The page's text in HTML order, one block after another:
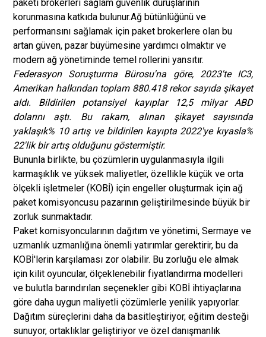
paketi brokerleri sağlam güvenlik duruşlarının
korunmasına katkıda bulunur.Ağ bütünlüğünü ve
performansını sağlamak için paket brokerlere olan bu
artan güven, pazar büyümesine yardımcı olmaktır ve
modern ağ yönetiminde temel rollerini yansıtır.
Federasyon Soruşturma Bürosu'na göre, 2023'te IC3,
Amerikan halkından toplam 880.418 rekor sayıda şikayet
aldı. Bildirilen potansiyel kayıplar 12,5 milyar ABD
dolarını aştı. Bu rakam, alınan şikayet sayısında
yaklaşık% 10 artış ve bildirilen kayıpta 2022'ye kıyasla%
22'lik bir artış olduğunu göstermiştir.
Bununla birlikte, bu çözümlerin uygulanmasıyla ilgili
karmaşıklık ve yüksek maliyetler, özellikle küçük ve orta
ölçekli işletmeler (KOBİ) için engeller oluşturmak için ağ
paket komisyoncusu pazarının geliştirilmesinde büyük bir
zorluk sunmaktadır.
Paket komisyoncularının dağıtım ve yönetimi, Sermaye ve
uzmanlık uzmanlığına önemli yatırımlar gerektirir, bu da
KOBİ'lerin karşılaması zor olabilir. Bu zorluğu ele almak
için kilit oyuncular, ölçeklenebilir fiyatlandırma modelleri
ve bulutla barındırılan seçenekler gibi KOBİ ihtiyaçlarına
göre daha uygun maliyetli çözümlerle yenilik yapıyorlar.
Dağıtım süreçlerini daha da basitleştiriyor, eğitim desteği
sunuyor, ortaklıklar geliştiriyor ve özel danışmanlık